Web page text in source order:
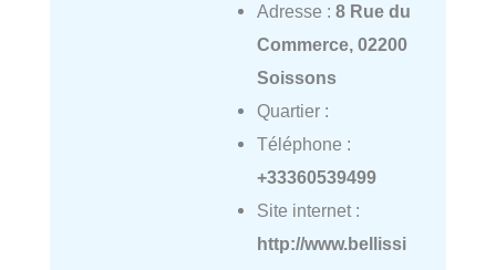
Adresse : 8 Rue du
Commerce, 02200
Soissons
Quartier :
Téléphone :
+33360539499
Site internet :
http://www.bellissi